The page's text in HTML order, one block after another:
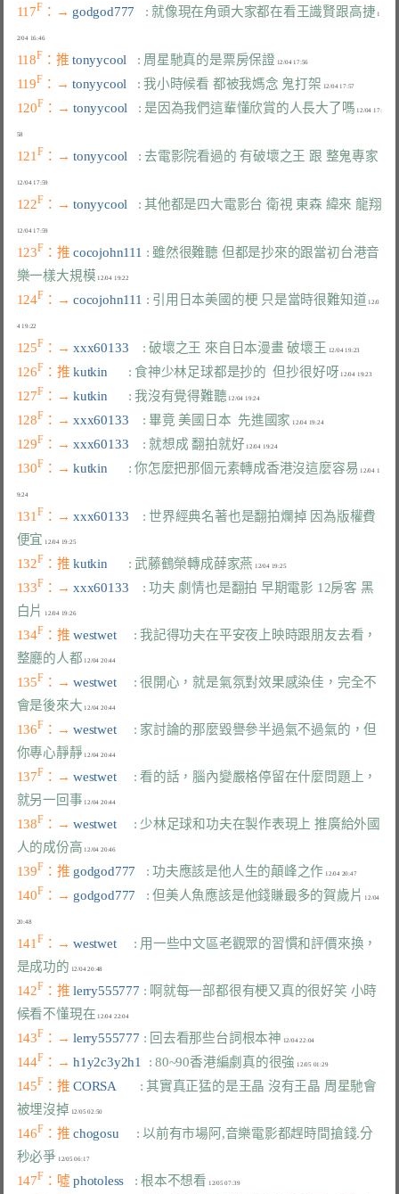
117F ：→ godgod777 : 就像現在角頭大家都在看王識賢跟高捷 1
2/04 16:46
118F ：推 tonyycool : 周星馳真的是票房保證
119F ：→ tonyycool : 我小時候看 都被我媽念 鬼打架
120F ：→ tonyycool : 是因為我們這輩懂欣賞的人長大了嗎 12/04 17:
121 F ：→ tonyycool : 去電影院看過的 有破壞之王 跟 整鬼專家
122F ：→ tonyycool : 其他都是四大電影台 衛視 東森 緯來 龍翔
123F ：推 cocojohn111 : 雖然很難聽 但都是抄來的跟當初台港音
樂一樣大規模
124F ：→ cocojohn111 : 引用日本美國的梗 只是當時很難知道 12/0
125F ：→ xxx60133 : 破壞之王 來自日本漫畫 破壞王
126F ：推 kutkin : 食神少林足球都是抄的  但抄很好呀 12/04 19:23
127F ：→ kutkin : 我沒有覺得難聽 12/04 19:24
128F ：→ xxx60133 : 畢竟 美國日本  先進國家 12/04 19:24
129F ：→ xxx60133 : 就想成 翻拍就好 12/04 19:24
130F ：→ kutkin : 你怎麼把那個元素轉成香港沒這麼容易 12/04 1
9:24
131 F ：→ xxx60133 : 世界經典名著也是翻拍爛掉 因為版權費
便宜
12/04 19:25
132F ：推 kutkin : 武藤鶴榮轉成薛家燕 12/04 19:25
133F ：→ xxx60133 : 功夫 劇情也是翻拍 早期電影 12房客 黑
白片
12/04 19:26
134F ：推 westwet : 我記得功夫在平安夜上映時跟朋友去看，
整廳的人都
12/04 20:44
135F ：→ westwet : 很開心，就是氣氛對效果感染佳，完全不
會是後來大
12/04 20:44
136F ：→ westwet : 家討論的那麼毀譽參半過氣不過氣的，但
你專心靜靜
12/04 20:44
137F ：→ westwet : 看的話，腦內變嚴格停留在什麼問題上，
就另一回事
12/04 20:44
138F ：→ westwet : 少林足球和功夫在製作表現上 推廣給外國
人的成份高
12/04 20:46
139F ：推 godgod777 : 功夫應該是他人生的顛峰之作 12/04 20:47
140F ：→ godgod777 : 但美人魚應該是他錢賺最多的賀歲片 12/04
20:48
141 F ：→ westwet : 用一些中文區老觀眾的習慣和評價來換，
是成功的
142F ：推 lerry555777 : 啊就每一部都很有梗又真的很好笑 小時
候看不懂現在
12/04 22:04
143F ：→ lerry555777 : 回去看那些台詞根本神
144F ：→ h1y2c3y2h1 : 80~90香港編劇真的很強 12/05 01:29
145F ：推 CORSA : 其實真正猛的是王晶 沒有王晶 周星馳會
被埋沒掉
146F ：推 chogosu : 以前有市場阿,音樂電影都趕時間搶錢.分
秒必爭
12/05 06:17
147F ：噓 photoless : 根本不想看 12/05 07:39